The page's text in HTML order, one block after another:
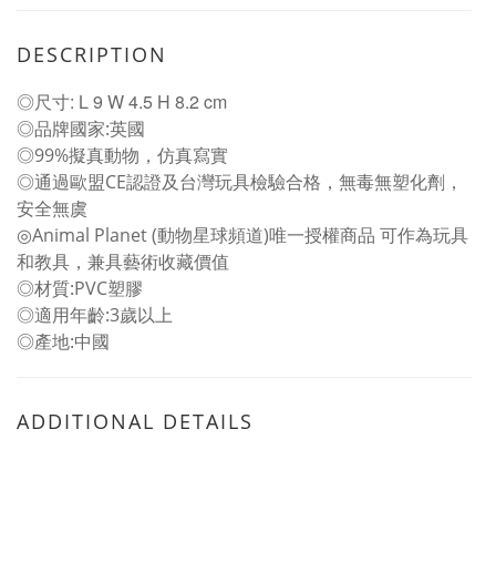
DESCRIPTION
◎尺寸: L 9 W 4.5 H 8.2 cm
◎品牌國家:英國
◎99%擬真動物，仿真寫實
◎通過歐盟CE認證及台灣玩具檢驗合格，無毒無塑化劑，
安全無虞
◎Animal Planet (動物星球頻道)唯一授權商品 可作為玩具
和教具，兼具藝術收藏價值
◎材質:PVC塑膠
◎適用年齡:3歲以上
◎產地:中國
ADDITIONAL DETAILS